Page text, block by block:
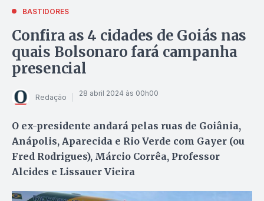
BASTIDORES
Confira as 4 cidades de Goiás nas
quais Bolsonaro fará campanha
presencial
Redação 28 abril 2024 às 00h00
O ex-presidente andará pelas ruas de Goiânia,
Anápolis, Aparecida e Rio Verde com Gayer (ou
Fred Rodrigues), Márcio Corrêa, Professor
Alcides e Lissauer Vieira